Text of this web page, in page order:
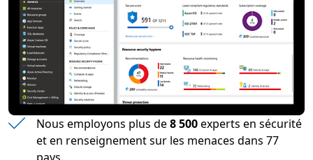
Nous employons plus de8 500experts en sécurité
et en renseignement sur les menaces dans 77